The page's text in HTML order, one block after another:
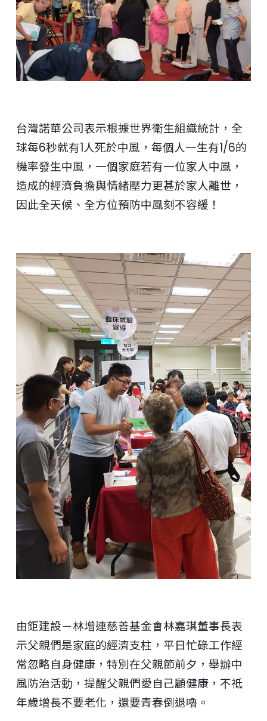
台灣諾華公司表示根據世界衛生組織統計，全
球每6秒就有1人死於中風，每個人一生有1/6的
機率發生中風，一個家庭若有一位家人中風，
造成的經濟負擔與情緒壓力更甚於家人離世，
因此全天候、全方位預防中風刻不容緩！
由鉅建設－林增連慈善基金會林嘉琪董事長表
示父親們是家庭的經濟支柱，平日忙碌工作經
常忽略自身健康，特別在父親節前夕，舉辦中
風防治活動，提醒父親們愛自己顧健康，不祗
年歲增長不要老化，還要青春倒退嚕。